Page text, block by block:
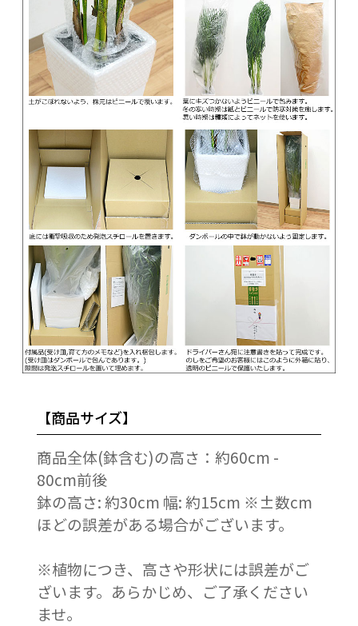
【商品サイズ】
商品全体(鉢含む)の高さ：約60cm -
80cm前後
鉢の高さ: 約30cm 幅: 約15cm ※±数cm
ほどの誤差がある場合がございます。
※植物につき、高さや形状には誤差がご
ざいます。あらかじめ、ご了承ください
ませ。